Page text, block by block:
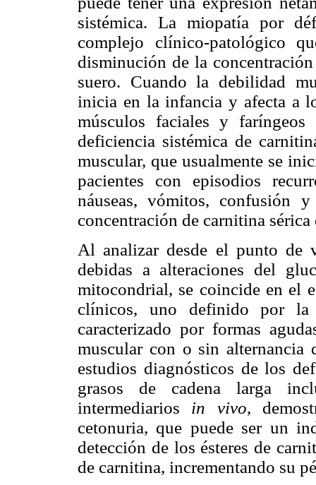
sistémica. La miopatía por
complejo clínico-patológico
disminución de la
suero. Cuando la debilidad
inicia en la infancia y afecta a
músculos faciales y faríngeos
deficiencia sistémica de
muscular, que usualmente se
pacientes con episodios
náuseas, vómitos, confusión
concentración de carnitina
Al analizar desde el punto de
debidas a alteraciones del
mitocondrial, se coincide en el
clínicos, uno definido por la
caracterizado por formas
muscular con o sin
estudios diagnósticos de los
grasos de cadena larga
intermediarios in vivo,
cetonuria, que puede ser un
detección de los ésteres de
de carnitina, incrementando su